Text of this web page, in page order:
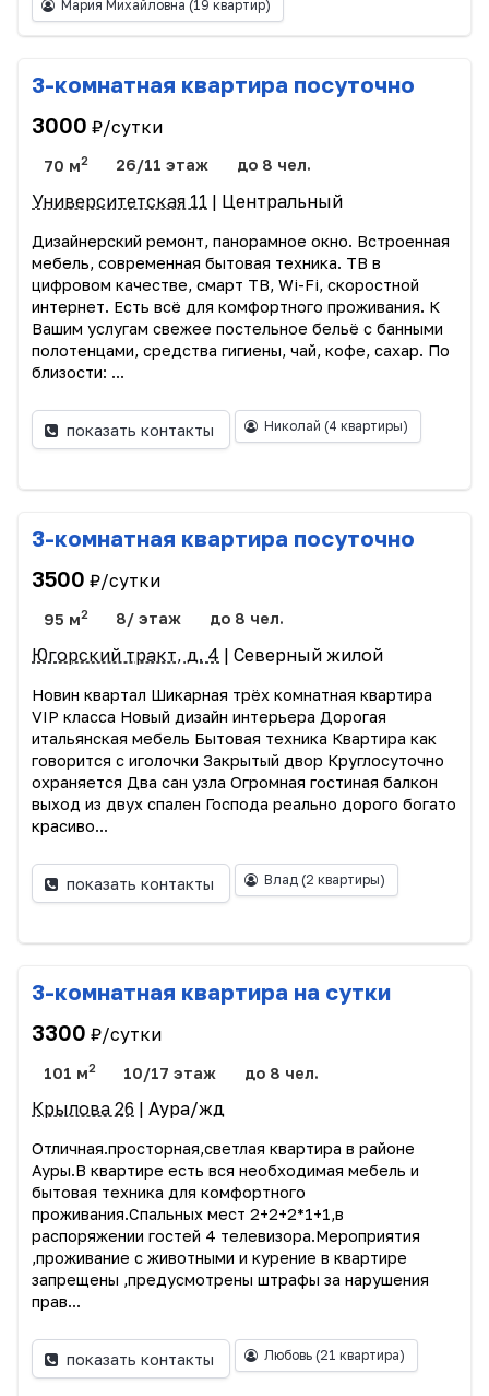
Мария Михайловна (19 квартир)
3-комнатная квартира посуточно
3000 ₽/сутки
70 м2 26/11 этаж до 8 чел.
Университетская 11 | Центральный
Дизайнерский ремонт, панорамное окно. Встроенная
мебель, современная бытовая техника. ТВ в
цифровом качестве, смарт ТВ, Wi-Fi, скоростной
интернет. Есть всё для комфортного проживания. К
Вашим услугам свежее постельное бельё с банными
полотенцами, средства гигиены, чай, кофе, сахар. По
близости: ...
показать контакты Николай (4 квартиры)
3-комнатная квартира посуточно
3500 ₽/сутки
95 м2 8/ этаж до 8 чел.
Югорский тракт, д. 4 | Северный жилой
Новин квартал Шикарная трёх комнатная квартира
VIP класса Новый дизайн интерьера Дорогая
итальянская мебель Бытовая техника Квартира как
говорится с иголочки Закрытый двор Круглосуточно
охраняется Два сан узла Огромная гостиная балкон
выход из двух спален Господа реально дорого богато
красиво...
показать контакты Влад (2 квартиры)
3-комнатная квартира на сутки
3300 ₽/сутки
101 м2 10/17 этаж до 8 чел.
Крылова 26 | Аура/жд
Отличная.просторная,светлая квартира в районе
Ауры.В квартире есть вся необходимая мебель и
бытовая техника для комфортного
проживания.Спальных мест 2+2+2*1+1,в
распоряжении гостей 4 телевизора.Мероприятия
,проживание с животными и курение в квартире
запрещены ,предусмотрены штрафы за нарушения
прав...
показать контакты Любовь (21 квартира)